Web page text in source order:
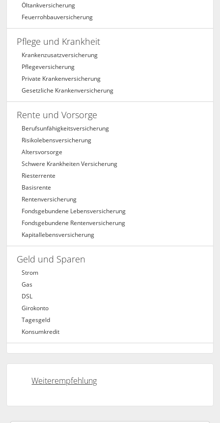
Öltankversicherung
Feuerrohbauversicherung
Pflege und Krankheit
Krankenzusatzversicherung
Pflegeversicherung
Private Krankenversicherung
Gesetzliche Krankenversicherung
Rente und Vorsorge
Berufs­unfähigkeitsversicherung
Risikolebensversicherung
Altersvorsorge
Schwere Krankheiten Versicherung
Riesterrente
Basisrente
Rentenversicherung
Fondsgebundene Lebensversicherung
Fondsgebundene Rentenversicherung
Kapitallebensversicherung
Geld und Sparen
Strom
Gas
DSL
Girokonto
Tagesgeld
Konsumkredit
Weiterempfehlung